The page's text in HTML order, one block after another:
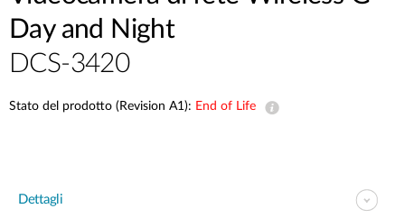
Day and Night
DCS-3420
Stato del prodotto (Revision A1): End of Life
Dettagli